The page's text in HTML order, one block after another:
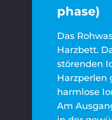
phase)
Das
Harzbett.
störenden
Harzperlen
harmlose
Am